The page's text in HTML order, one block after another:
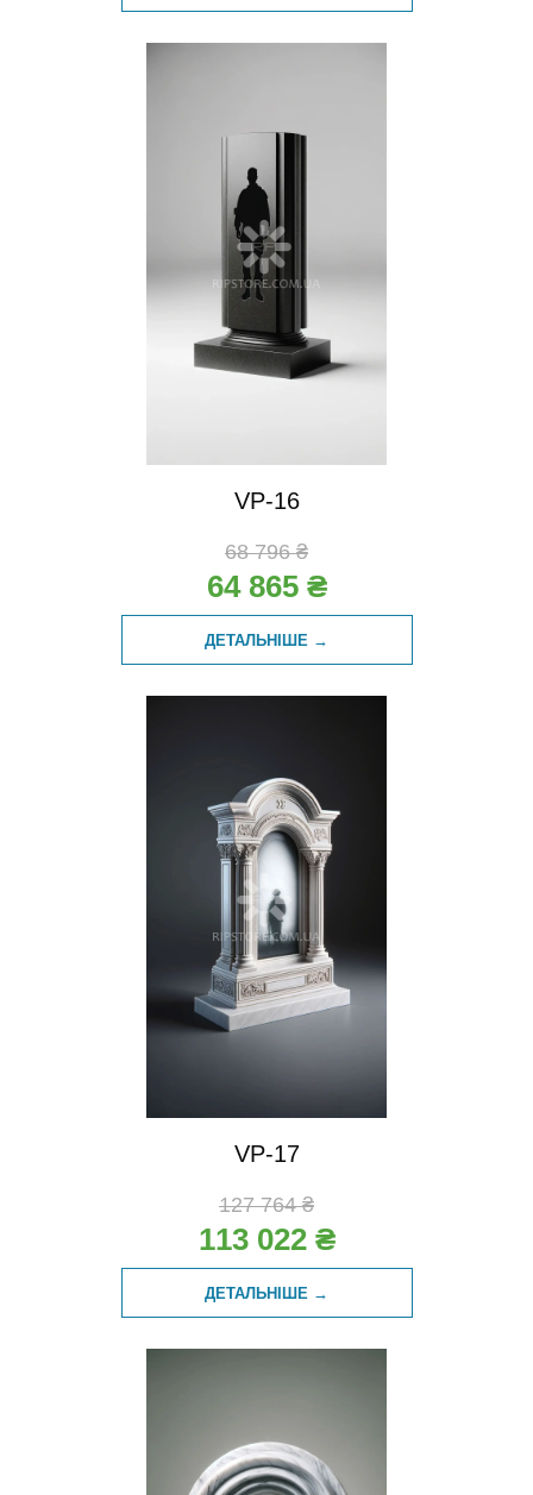
VP-16
68 796 ₴
64 865 ₴
ДЕТАЛЬНІШЕ →
VP-17
127 764 ₴
113 022 ₴
ДЕТАЛЬНІШЕ →